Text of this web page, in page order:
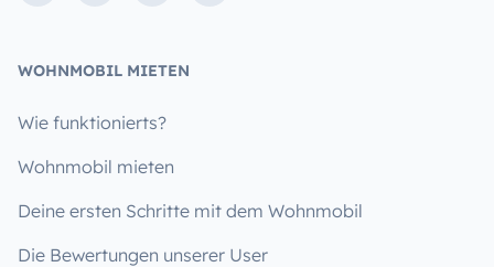
WOHNMOBIL MIETEN
Wie funktionierts?
Wohnmobil mieten
Deine ersten Schritte mit dem Wohnmobil
Die Bewertungen unserer User